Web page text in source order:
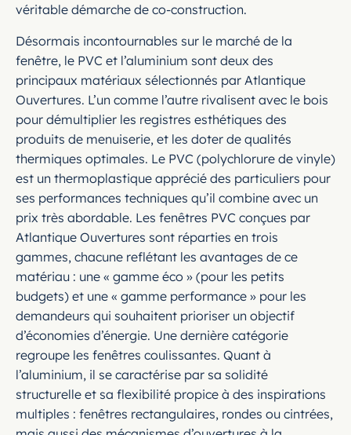
véritable démarche de co-construction.
Désormais incontournables sur le marché de la
fenêtre, le PVC et l’aluminium sont deux des
principaux matériaux sélectionnés par Atlantique
Ouvertures. L’un comme l’autre rivalisent avec le bois
pour démultiplier les registres esthétiques des
produits de menuiserie, et les doter de qualités
thermiques optimales. Le PVC (polychlorure de vinyle)
est un thermoplastique apprécié des particuliers pour
ses performances techniques qu’il combine avec un
prix très abordable. Les fenêtres PVC conçues par
Atlantique Ouvertures sont réparties en trois
gammes, chacune reflétant les avantages de ce
matériau : une « gamme éco » (pour les petits
budgets) et une « gamme performance » pour les
demandeurs qui souhaitent prioriser un objectif
d’économies d’énergie. Une dernière catégorie
regroupe les fenêtres coulissantes. Quant à
l’aluminium, il se caractérise par sa solidité
structurelle et sa flexibilité propice à des inspirations
multiples : fenêtres rectangulaires, rondes ou cintrées,